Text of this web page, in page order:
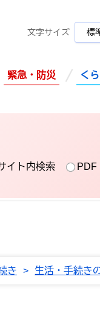
文字サイズ 標
緊急・防災 く
イト内検索 PDF
き > 生活・手続き